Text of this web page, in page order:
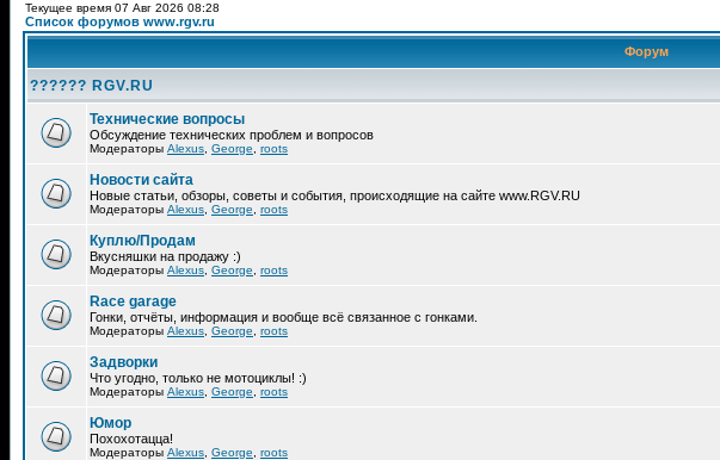
Текущее время 07 Авг 2026 08:28
Список форумов www.rgv.ru
Форум
?????? RGV.RU
Технические вопросы
Обсуждение технических проблем и вопросов
Модераторы Alexus George roots
Новости сайта
Новые статьи, обзоры, советы и события, происходящие на сайте www.RGV.RU
Модераторы Alexus George roots
Куплю/Продам
Вкусняшки на продажу :)
Модераторы Alexus George roots
Race garage
Гонки, отчёты, информация и вообще всё связанное с гонками.
Модераторы Alexus George roots
Задворки
Что угодно, только не мотоциклы! :)
Модераторы Alexus George roots
Юмор
Похохотацца!
Модераторы Alexus George roots